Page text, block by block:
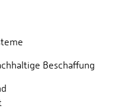
Beschaffung